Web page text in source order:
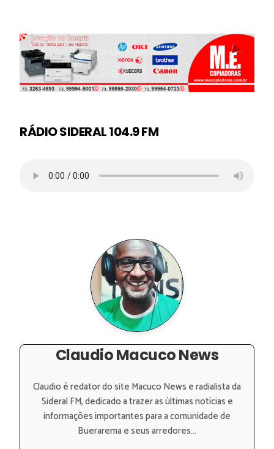
RÁDIO SIDERAL 104.9 FM
Claudio Macuco News
Claudio é redator do site Macuco News e radialista da
Sideral FM, dedicado a trazer as últimas notícias e
informações importantes para a comunidade de
Buerarema e seus arredores...